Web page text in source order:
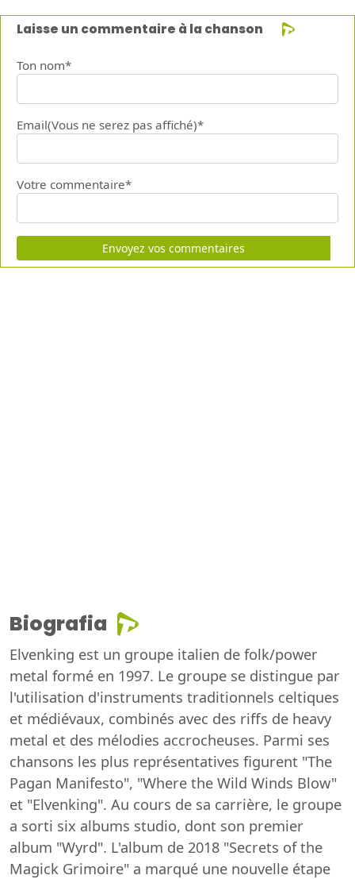
Laisse un commentaire à la chanson
Ton nom*
Email(Vous ne serez pas affiché)*
Votre commentaire*
Envoyez vos commentaires
Biografia
Elvenking est un groupe italien de folk/power
metal formé en 1997. Le groupe se distingue par
l'utilisation d'instruments traditionnels celtiques
et médiévaux, combinés avec des riffs de heavy
metal et des mélodies accrocheuses. Parmi ses
chansons les plus représentatives figurent "The
Pagan Manifesto", "Where the Wild Winds Blow"
et "Elvenking". Au cours de sa carrière, le groupe
a sorti six albums studio, dont son premier
album "Wyrd". L'album de 2018 "Secrets of the
Magick Grimoire" a marqué une nouvelle étape